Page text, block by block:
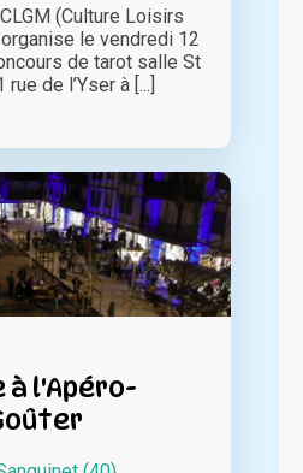
(Culture Loisirs
le vendredi 12
de tarot salle St
rue de l’Yser à [...]
à l'Apéro-